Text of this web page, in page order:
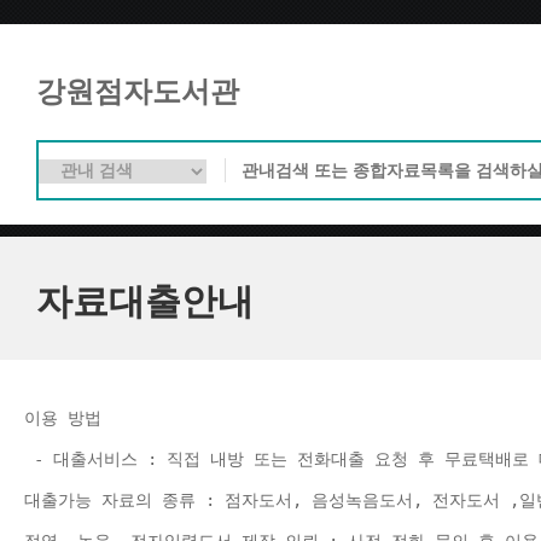
강원점자도서관
자료대출안내
이용 방법
- 대출서비스 : 직접 내방 또는 전화대출 요청 후 무료택배
대출가능 자료의 종류 : 점자도서, 음성녹음도서, 전자도서 ,